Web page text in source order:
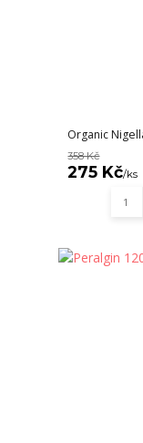
Organic
358 Kč
275 Kč/ks